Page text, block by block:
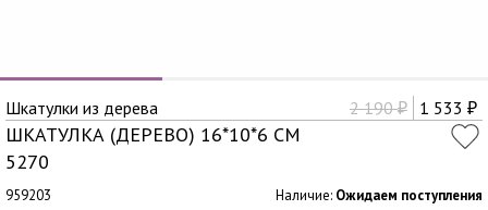
Шкатулки из дерева 2 190₽ 1 533 ₽
ШКАТУЛКА (ДЕРЕВО) 16*10*6 СМ
5270
959203 Наличие: Ожидаем поступления